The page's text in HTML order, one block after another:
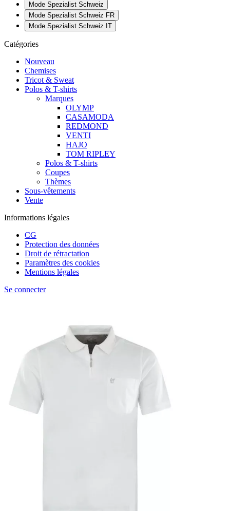
Mode Spezialist Schweiz
Mode Spezialist Schweiz FR
Mode Spezialist Schweiz IT
Catégories
Nouveau
Chemises
Tricot & Sweat
Polos & T-shirts
Marques
OLYMP
CASAMODA
REDMOND
VENTI
HAJO
TOM RIPLEY
Polos & T-shirts
Coupes
Thèmes
Sous-vêtements
Vente
Informations légales
CG
Protection des données
Droit de rétractation
Paramètres des cookies
Mentions légales
Se connecter